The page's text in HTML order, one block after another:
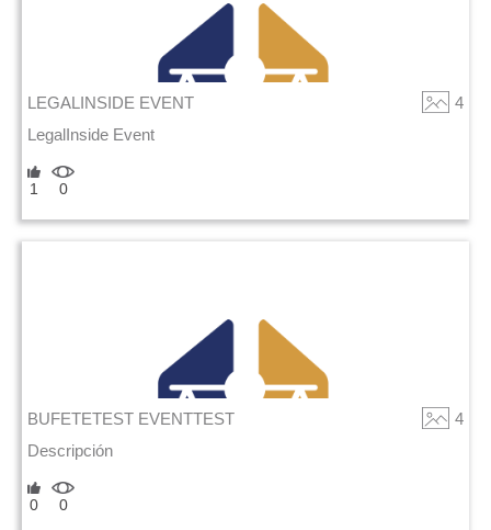
LEGALINSIDE EVENT
4
LegalInside Event
1 0
BUFETETEST EVENTTEST
4
Descripción
0 0